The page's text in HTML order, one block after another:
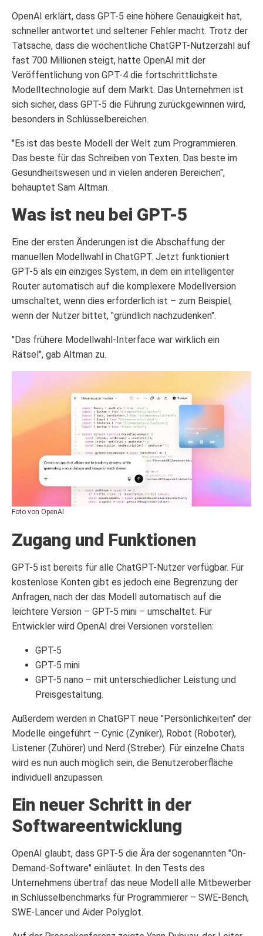
OpenAI erklärt, dass GPT-5 eine höhere Genauigkeit hat,
schneller antwortet und seltener Fehler macht. Trotz der
Tatsache, dass die wöchentliche ChatGPT-Nutzerzahl auf
fast 700 Millionen steigt, hatte OpenAI mit der
Veröffentlichung von GPT-4 die fortschrittlichste
Modelltechnologie auf dem Markt. Das Unternehmen ist
sich sicher, dass GPT-5 die Führung zurückgewinnen wird,
besonders in Schlüsselbereichen.
"Es ist das beste Modell der Welt zum Programmieren.
Das beste für das Schreiben von Texten. Das beste im
Gesundheitswesen und in vielen anderen Bereichen",
behauptet Sam Altman.
Was ist neu bei GPT-5
Eine der ersten Änderungen ist die Abschaffung der
manuellen Modellwahl in ChatGPT. Jetzt funktioniert
GPT-5 als ein einziges System, in dem ein intelligenter
Router automatisch auf die komplexere Modellversion
umschaltet, wenn dies erforderlich ist – zum Beispiel,
wenn der Nutzer bittet, "gründlich nachzudenken".
"Das frühere Modellwahl-Interface war wirklich ein
Rätsel", gab Altman zu.
Foto von OpenAI
Zugang und Funktionen
GPT-5 ist bereits für alle ChatGPT-Nutzer verfügbar. Für
kostenlose Konten gibt es jedoch eine Begrenzung der
Anfragen, nach der das Modell automatisch auf die
leichtere Version – GPT-5 mini – umschaltet. Für
Entwickler wird OpenAI drei Versionen vorstellen:
GPT-5
GPT-5 mini
GPT-5 nano – mit unterschiedlicher Leistung und
Preisgestaltung.
Außerdem werden in ChatGPT neue "Persönlichkeiten" der
Modelle eingeführt – Cynic (Zyniker), Robot (Roboter),
Listener (Zuhörer) und Nerd (Streber). Für einzelne Chats
wird es nun auch möglich sein, die Benutzeroberfläche
individuell anzupassen.
Ein neuer Schritt in der
Softwareentwicklung
OpenAI glaubt, dass GPT-5 die Ära der sogenannten "On-
Demand-Software" einläutet. In den Tests des
Unternehmens übertraf das neue Modell alle Mitbewerber
in Schlüsselbenchmarks für Programmierer – SWE-Bench,
SWE-Lancer und Aider Polyglot.